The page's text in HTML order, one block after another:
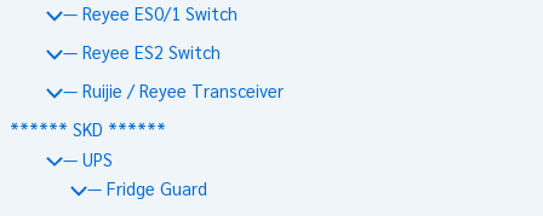
— Reyee ES0/1 Switch
— Reyee ES2 Switch
— Ruijie / Reyee Transceiver
****** SKD ******
— UPS
— Fridge Guard